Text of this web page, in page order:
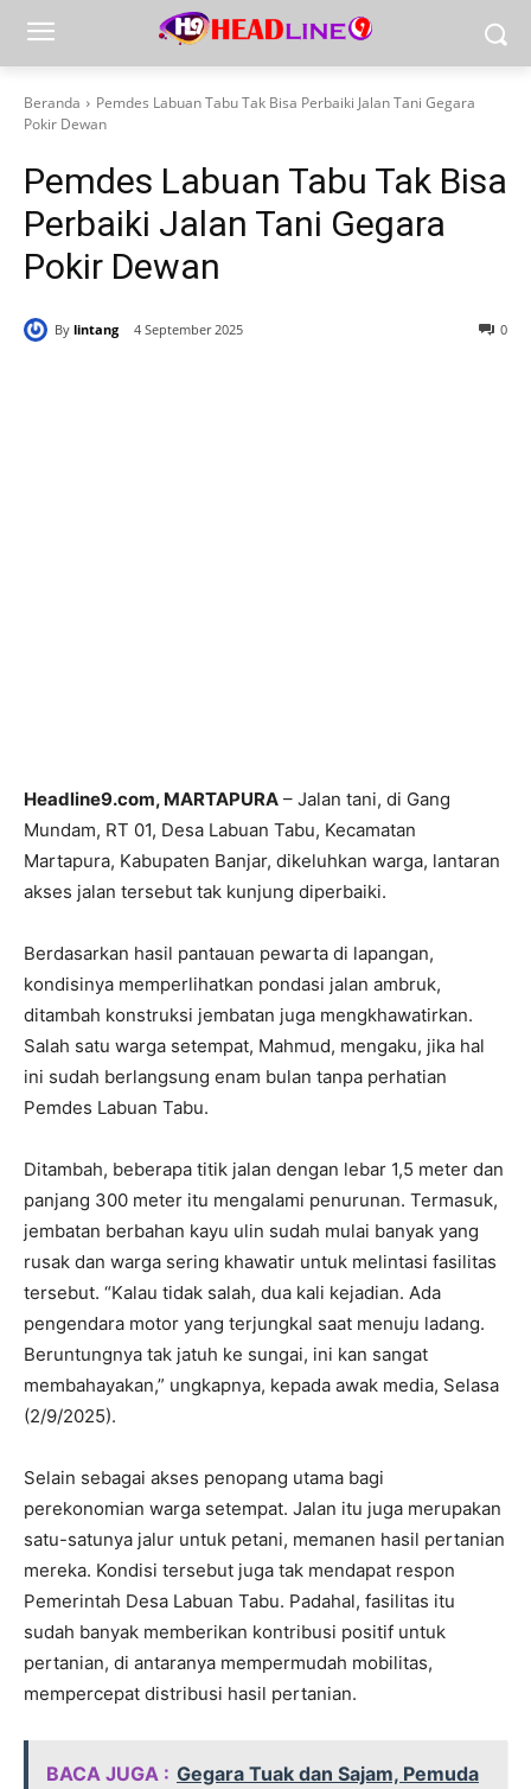
Beranda
Pemdes Labuan Tabu Tak Bisa Perbaiki Jalan Tani Gegara
Pokir Dewan
Pemdes Labuan Tabu Tak Bisa
Perbaiki Jalan Tani Gegara
Pokir Dewan
By lintang 4 September 2025 0
Headline9.com, MARTAPURA – Jalan tani, di Gang
Mundam, RT 01, Desa Labuan Tabu, Kecamatan
Martapura, Kabupaten Banjar, dikeluhkan warga, lantaran
akses jalan tersebut tak kunjung diperbaiki.
Berdasarkan hasil pantauan pewarta di lapangan,
kondisinya memperlihatkan pondasi jalan ambruk,
ditambah konstruksi jembatan juga mengkhawatirkan.
Salah satu warga setempat, Mahmud, mengaku, jika hal
ini sudah berlangsung enam bulan tanpa perhatian
Pemdes Labuan Tabu.
Ditambah, beberapa titik jalan dengan lebar 1,5 meter dan
panjang 300 meter itu mengalami penurunan. Termasuk,
jembatan berbahan kayu ulin sudah mulai banyak yang
rusak dan warga sering khawatir untuk melintasi fasilitas
tersebut. “Kalau tidak salah, dua kali kejadian. Ada
pengendara motor yang terjungkal saat menuju ladang.
Beruntungnya tak jatuh ke sungai, ini kan sangat
membahayakan,” ungkapnya, kepada awak media, Selasa
(2/9/2025).
Selain sebagai akses penopang utama bagi
perekonomian warga setempat. Jalan itu juga merupakan
satu-satunya jalur untuk petani, memanen hasil pertanian
mereka. Kondisi tersebut juga tak mendapat respon
Pemerintah Desa Labuan Tabu. Padahal, fasilitas itu
sudah banyak memberikan kontribusi positif untuk
pertanian, di antaranya mempermudah mobilitas,
mempercepat distribusi hasil pertanian.
BACA JUGA : Gegara Tuak dan Sajam, Pemuda